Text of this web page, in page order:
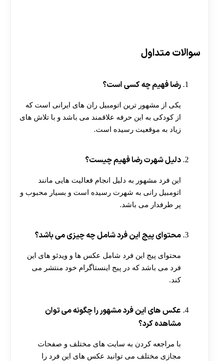
سوالات متداول
رضا فهیم چه کسی است؟
یکی از مشهور ترین اتومبیل ران های ایرانی است که
از کودکی به این حرفه علاقمند می باشد و با تلاش های
زیاد به موقعیت رسیده است.
دلیل شهرت رضا فهیم چیست؟
این فرد مشهور به دلیل انجام فعالیت هایی مانند
اتومبیل رانی به شهرت رسیده است و بسیار محبوب و
پر طرفدار می باشد.
محتوای پیج این فرد شامل چه چیزی می باشد؟
محتوای پیج این فرد شامل عکس ها و ویدئو های این
فرد می باشد که در پیج اینستاگرام خود منتشر می
کند.
عکس های این فرد مشهور را چگونه می توان
مشاهده کرد؟
با مراجعه کردن به سایت های مختلف و صفحات
مجازی مختلف می توانید عکس های این فرد را